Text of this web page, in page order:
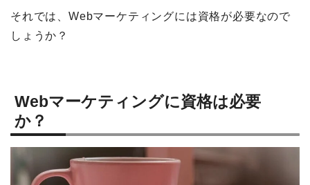
それでは、Webマーケティングには資格が必要なので
しょうか？
Webマーケティングに資格は必要
か？